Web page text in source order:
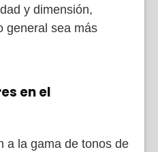
y dimensión,
general sea más
en el
a la gama de tonos de